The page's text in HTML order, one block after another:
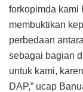
forkopimda kami
membuktikan
perbedaan
sebagai bagian
untuk kami,
DAP,” ucap